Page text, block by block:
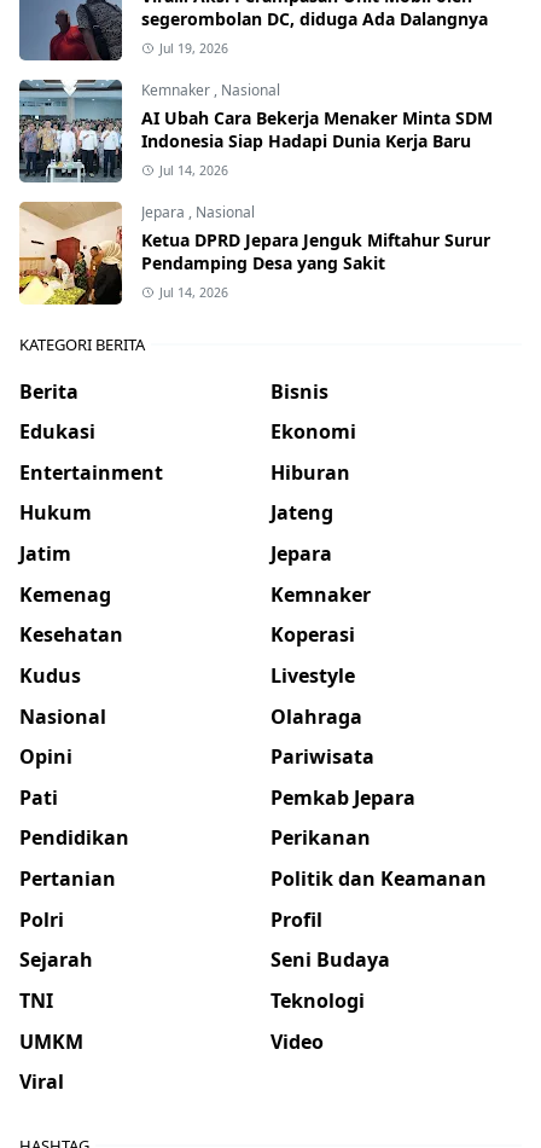
segerombolan DC, diduga Ada Dalangnya
Jul 19, 2026
Kemnaker , Nasional
AI Ubah Cara Bekerja Menaker Minta SDM
Indonesia Siap Hadapi Dunia Kerja Baru
Jul 14, 2026
Jepara , Nasional
Ketua DPRD Jepara Jenguk Miftahur Surur
Pendamping Desa yang Sakit
Jul 14, 2026
KATEGORI BERITA
Berita
Bisnis
Edukasi
Ekonomi
Entertainment
Hiburan
Hukum
Jateng
Jatim
Jepara
Kemenag
Kemnaker
Kesehatan
Koperasi
Kudus
Livestyle
Nasional
Olahraga
Opini
Pariwisata
Pati
Pemkab Jepara
Pendidikan
Perikanan
Pertanian
Politik dan Keamanan
Polri
Profil
Sejarah
Seni Budaya
TNI
Teknologi
UMKM
Video
Viral